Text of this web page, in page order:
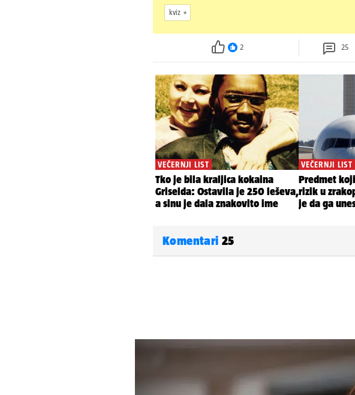
kviz
2 25
Komentari 25